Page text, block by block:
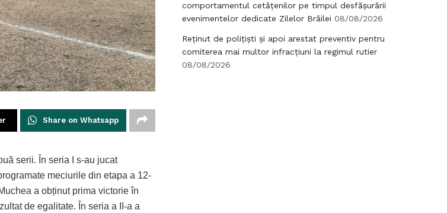
Share on Whatsapp
serii. În seria I s-au jucat
meciurile din etapa a 12-
a obținut prima victorie în
de egalitate. În seria a II-a a
comportamentul cetățenilor pe timpul desfășurării
evenimentelor dedicate Zilelor Brăilei 08/08/2026
Reținut de polițiști și apoi arestat preventiv pentru
comiterea mai multor infracțiuni la regimul rutier
08/08/2026